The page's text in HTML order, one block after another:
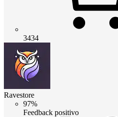
3434
Ravestore
97%
Feedback positivo